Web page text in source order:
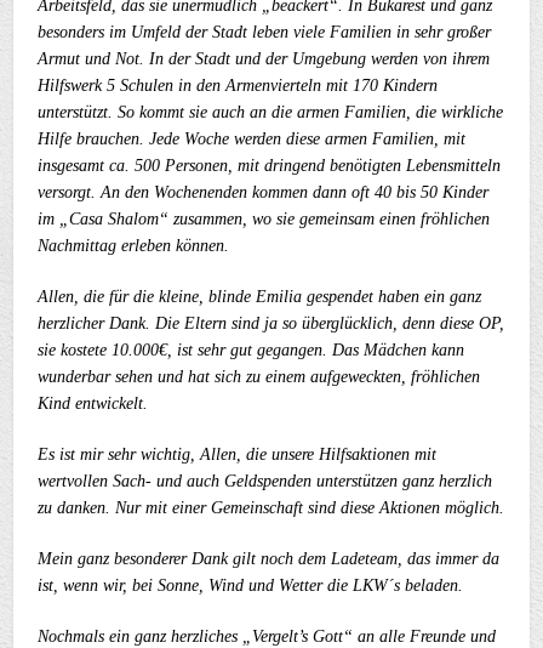
Arbeitsfeld, das sie unermüdlich „beackert“. In Bukarest und ganz
besonders im Umfeld der Stadt leben viele Familien in sehr großer
Armut und Not. In der Stadt und der Umgebung werden von ihrem
Hilfswerk 5 Schulen in den Armenvierteln mit 170 Kindern
unterstützt. So kommt sie auch an die armen Familien, die wirkliche
Hilfe brauchen. Jede Woche werden diese armen Familien, mit
insgesamt ca. 500 Personen, mit dringend benötigten Lebensmitteln
versorgt. An den Wochenenden kommen dann oft 40 bis 50 Kinder
im „Casa Shalom“ zusammen, wo sie gemeinsam einen fröhlichen
Nachmittag erleben können.
Allen, die für die kleine, blinde Emilia gespendet haben ein ganz
herzlicher Dank. Die Eltern sind ja so überglücklich, denn diese OP,
sie kostete 10.000€, ist sehr gut gegangen. Das Mädchen kann
wunderbar sehen und hat sich zu einem aufgeweckten, fröhlichen
Kind entwickelt.
Es ist mir sehr wichtig, Allen, die unsere Hilfsaktionen mit
wertvollen Sach- und auch Geldspenden unterstützen ganz herzlich
zu danken. Nur mit einer Gemeinschaft sind diese Aktionen möglich.
Mein ganz besonderer Dank gilt noch dem Ladeteam, das immer da
ist, wenn wir, bei Sonne, Wind und Wetter die LKW´s beladen.
Nochmals ein ganz herzliches „Vergelt’s Gott“ an alle Freunde und